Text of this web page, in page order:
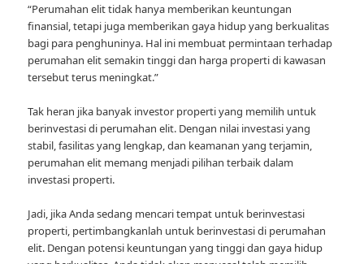
“Perumahan elit tidak hanya memberikan keuntungan
finansial, tetapi juga memberikan gaya hidup yang berkualitas
bagi para penghuninya. Hal ini membuat permintaan terhadap
perumahan elit semakin tinggi dan harga properti di kawasan
tersebut terus meningkat.”
Tak heran jika banyak investor properti yang memilih untuk
berinvestasi di perumahan elit. Dengan nilai investasi yang
stabil, fasilitas yang lengkap, dan keamanan yang terjamin,
perumahan elit memang menjadi pilihan terbaik dalam
investasi properti.
Jadi, jika Anda sedang mencari tempat untuk berinvestasi
properti, pertimbangkanlah untuk berinvestasi di perumahan
elit. Dengan potensi keuntungan yang tinggi dan gaya hidup